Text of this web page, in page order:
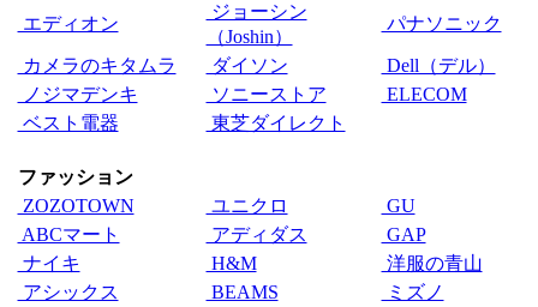
エディオン
ジョーシン
（Joshin）
パナソニック
カメラのキタムラ ダイソン
Dell（デル）
ノジマデンキ
ソニーストア
ELECOM
ベスト電器
東芝ダイレクト
ファッション
ZOZOTOWN
ユニクロ
GU
ABCマート
アディダス
GAP
ナイキ
H&M
洋服の青山
アシックス
BEAMS
ミズノ